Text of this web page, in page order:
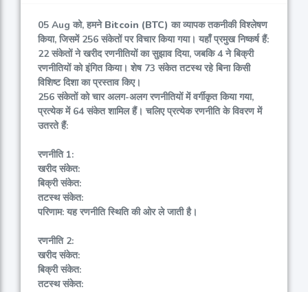
05 Aug को, हमने Bitcoin (BTC) का व्यापक तकनीकी विश्लेषण
किया, जिसमें 256 संकेतों पर विचार किया गया। यहाँ प्रमुख निष्कर्ष हैं:
22 संकेतों ने खरीद रणनीतियों का सुझाव दिया, जबकि 4 ने बिक्री
रणनीतियों को इंगित किया। शेष 73 संकेत तटस्थ रहे बिना किसी
विशिष्ट दिशा का प्रस्ताव किए।
256 संकेतों को चार अलग-अलग रणनीतियों में वर्गीकृत किया गया,
प्रत्येक में 64 संकेत शामिल हैं। चलिए प्रत्येक रणनीति के विवरण में
उतरते हैं:
रणनीति 1:
खरीद संकेत:
बिक्री संकेत:
तटस्थ संकेत:
परिणाम: यह रणनीति स्थिति की ओर ले जाती है।
रणनीति 2:
खरीद संकेत:
बिक्री संकेत:
तटस्थ संकेत: